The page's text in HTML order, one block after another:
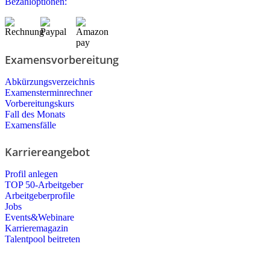
Examensvorbereitung
Abkürzungsverzeichnis
Examensterminrechner
Vorbereitungskurs
Fall des Monats
Examensfälle
Karriereangebot
Profil anlegen
TOP 50-Arbeitgeber
Arbeitgeberprofile
Jobs
Events&Webinare
Karrieremagazin
Talentpool beitreten